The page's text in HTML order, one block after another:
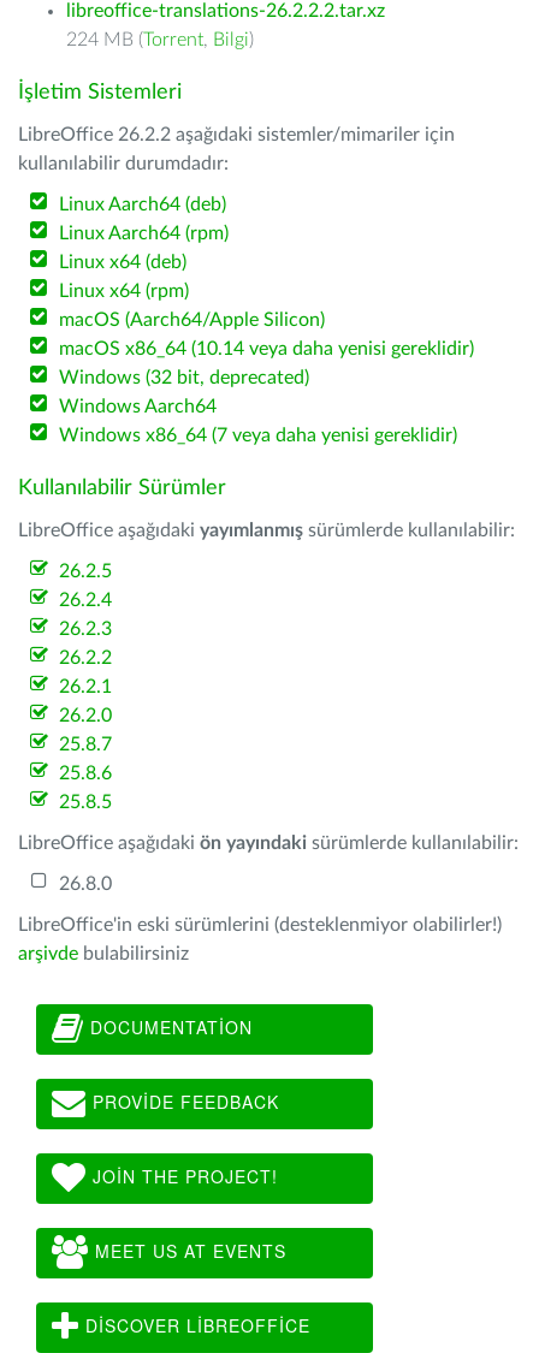
libreoffice-translations-26.2.2.2.tar.xz
224 MB (Torrent, Bilgi)
İşletim Sistemleri
LibreOffice 26.2.2 aşağıdaki sistemler/mimariler için
kullanılabilir durumdadır:
Linux Aarch64 (deb)
Linux Aarch64 (rpm)
Linux x64 (deb)
Linux x64 (rpm)
macOS (Aarch64/Apple Silicon)
macOS x86_64 (10.14 veya daha yenisi gereklidir)
Windows (32 bit, deprecated)
Windows Aarch64
Windows x86_64 (7 veya daha yenisi gereklidir)
Kullanılabilir Sürümler
LibreOffice aşağıdaki yayımlanmış sürümlerde kullanılabilir:
26.2.5
26.2.4
26.2.3
26.2.2
26.2.1
26.2.0
25.8.7
25.8.6
25.8.5
LibreOffice aşağıdaki ön yayındaki sürümlerde kullanılabilir:
26.8.0
LibreOffice'in eski sürümlerini (desteklenmiyor olabilirler!)
arşivde bulabilirsiniz
DOCUMENTATION
PROVIDE FEEDBACK
JOIN THE PROJECT!
MEET US AT EVENTS
DISCOVER LIBREOFFICE